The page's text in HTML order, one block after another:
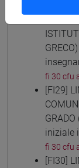
fi 30 cfu
fi 30 cfu
[FI29]
iniziale
fi 30 cfu
[FI30]